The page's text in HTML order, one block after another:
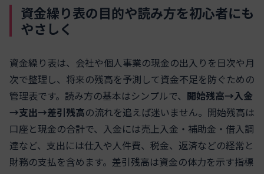
資金繰り表の目的や読み方を初心者にも
やさしく
資金繰り表は、会社や個人事業の現金の出入りを日次や月
次で整理し、将来の残高を予測して資金不足を防ぐための
管理表です。読み方の基本はシンプルで、 開始残高→入金
→支出→差引残高の流れを追えば迷いません。開始残高は
口座と現金の合計で、入金には売上入金・補助金・借入調
達など、支出には仕入や人件費、税金、返済などの経常と
財務の支払を含めます。差引残高は資金の体力を示す指標